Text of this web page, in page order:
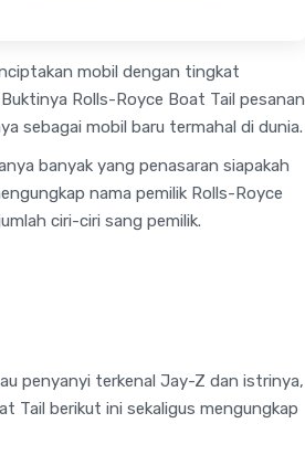
mobil dengan tingkat
Rolls-Royce Boat Tail pesanan
sebagai mobil baru termahal di dunia.
banyak yang penasaran siapakah
nama pemilik Rolls-Royce
ciri-ciri sang pemilik.
penyanyi terkenal Jay-Z dan istrinya,
Tail berikut ini sekaligus mengungkap